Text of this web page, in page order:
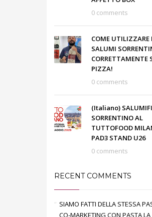
0 comments
COME UTILIZZARE I
SALUMI
CORRETTAMENTE
PIZZA!
0 comments
(Italiano)
SORRENTINO AL
TUTTOFOOD
PAD3 STAND U26
0 comments
RECENT COMMENTS
SIAMO FATTI DELLA STESSA
CO-MARKETING CON PASTA LA